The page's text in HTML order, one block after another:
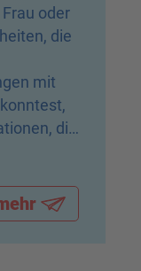
oder
die
mit
die
Frauen